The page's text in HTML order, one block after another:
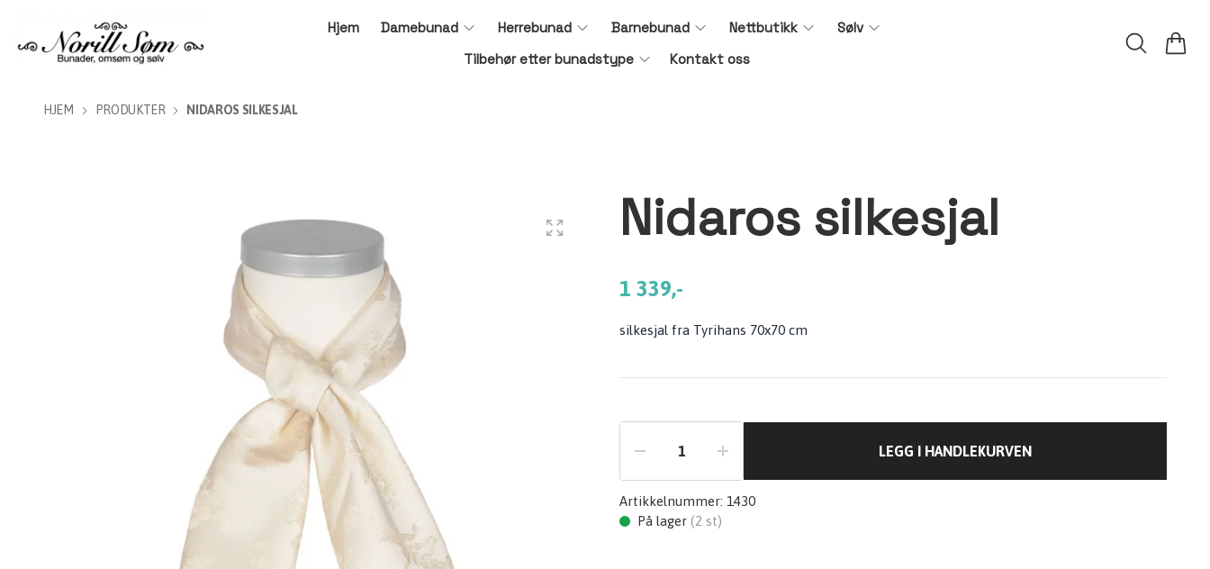
Hjem Damebunad Herrebunad Barnebunad Nettbutikk
Sølv
Tilbehør etter bunadstype
Kontakt oss
HJEM PRODUKTER NIDAROS SILKESJAL
Nidaros silkesjal
1 339,-
silkesjal fra Tyrihans 70x70 cm
LEGG I HANDLEKURVEN
Artikkelnummer: 1430
På lager (2 st)